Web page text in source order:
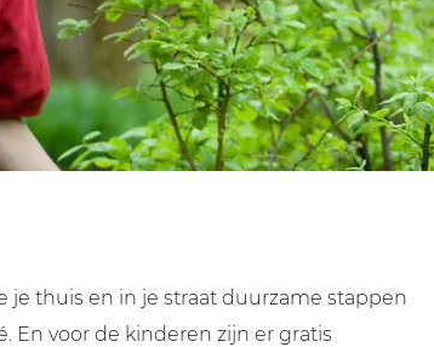
thuis en in je straat duurzame stappen
En voor de kinderen zijn er gratis